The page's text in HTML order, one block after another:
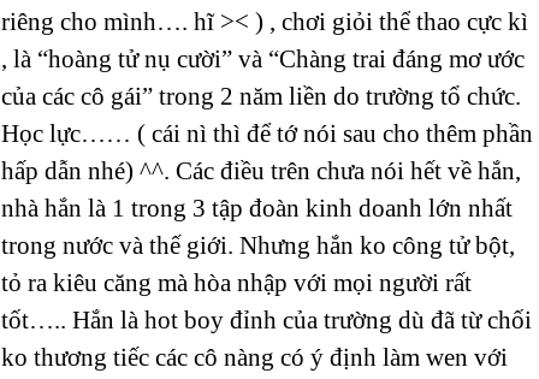
riêng cho mình…. hĩ >< ) , chơi giỏi thể thao cực kì
, là “hoàng tử nụ cười” và “Chàng trai đáng mơ ước
của các cô gái” trong 2 năm liền do trường tổ chức.
Học lực…… ( cái nì thì để tớ nói sau cho thêm phần
hấp dẫn nhé) ^^. Các điều trên chưa nói hết về hắn,
nhà hắn là 1 trong 3 tập đoàn kinh doanh lớn nhất
trong nước và thế giới. Nhưng hắn ko công tử bột,
tỏ ra kiêu căng mà hòa nhập với mọi người rất
tốt….. Hắn là hot boy đỉnh của trường dù đã từ chối
ko thương tiếc các cô nàng có ý định làm wen với